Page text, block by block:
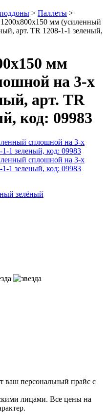
> Паллеты >
мм (усиленный
арт. TR 1208-1-1 зеленый,
мм
на 3-х
арт. TR
код: 09983
зелёный
ваш персональный прайс с
лицами. Все цены на